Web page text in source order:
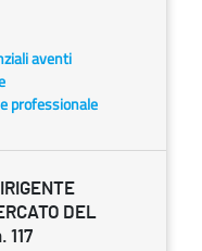
aventi
professionale
DEL
117